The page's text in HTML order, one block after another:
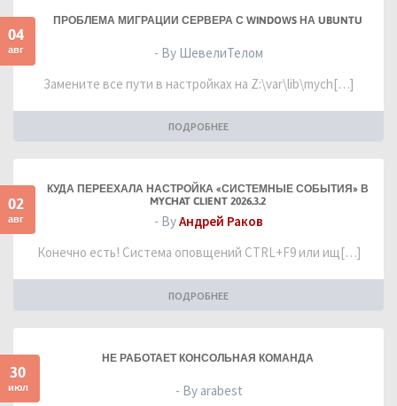
04
авг
ПРОБЛЕМА МИГРАЦИИ СЕРВЕРА С WINDOWS НА UBUNTU
- By ШевелиТелом
Замените все пути в настройках на Z:\var\lib\mych[…]
ПОДРОБНЕЕ
02
авг
КУДА ПЕРЕЕХАЛА НАСТРОЙКА «СИСТЕМНЫЕ СОБЫТИЯ» В
MYCHAT CLIENT 2026.3.2
- ByАндрей Раков
Конечно есть! Система оповщений CTRL+F9 или ищ[…]
ПОДРОБНЕЕ
30
июл
НЕ РАБОТАЕТ КОНСОЛЬНАЯ КОМАНДА
- By arabest